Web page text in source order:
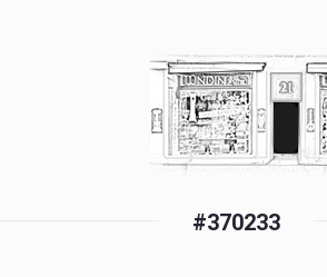
#370233